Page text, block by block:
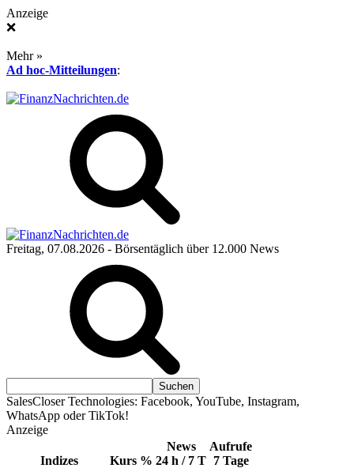
Anzeige
❌
Mehr »
Ad hoc-Mitteilungen:
Freitag, 07.08.2026 - Börsentäglich über 12.000 News
SalesCloser Technologies: Facebook, YouTube, Instagram,
WhatsApp oder TikTok!
Anzeige
Indizes Kurs %
News
24 h / 7 T
Aufrufe
7 Tage